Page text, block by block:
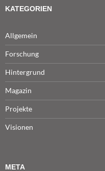
KATEGORIEN
Allgemein
Forschung
Hintergrund
Magazin
Projekte
Visionen
META